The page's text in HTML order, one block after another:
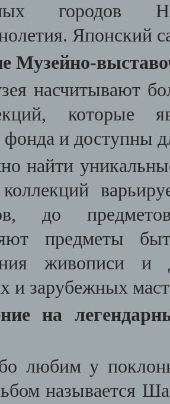
Японский
Музейно-
насчитывают
которые
и доступны
найти
до
предметы
живописи и
и зарубежных
на
любим у
называется